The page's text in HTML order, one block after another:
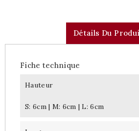
Détails Du
Fiche technique
Hauteur
S: 6cm | M: 6cm | L: 6cm